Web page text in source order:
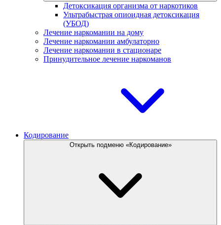
Детоксикация организма от наркотиков
Ультрабыстрая опиоидная детоксикация
(УБОД)
Лечение наркомании на дому
Лечение наркомании амбулаторно
Лечение наркомании в стационаре
Принудительное лечение наркоманов
Кодирование
Открыть подменю «Кодирование»